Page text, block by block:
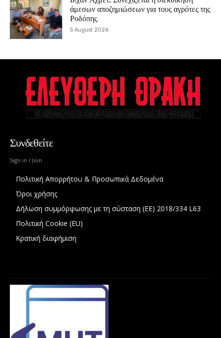
άμεσων αποζημιώσεων για τους αγρότες της
Ροδόπης
5 August 2026
Συνδεθείτε
Sign in / Join
Πολιτική Απορρήτου & Προσωπικά Δεδομένα
Όροι χρήσης
Δήλωση συμμόρφωσης με τη σύσταση (ΕΕ) 2018/334 L63
Πολιτική Cookie (EU)
Κρατική διαφήμιση